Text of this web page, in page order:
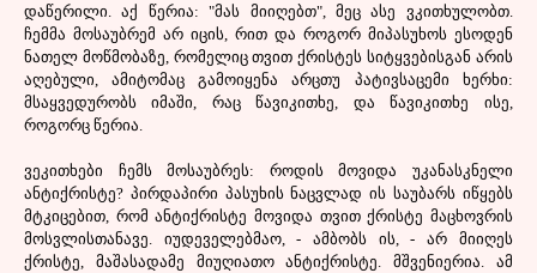
დაწერილი. აქ წერია: "მას მიიღებთ", მეც ასე ვკითხულობთ.
ჩემმა მოსაუბრემ არ იცის, რით და როგორ მიპასუხოს ესოდენ
ნათელ მოწმობაზე, რომელიც თვით ქრისტეს სიტყვებისგან არის
აღებული, ამიტომაც გამოიყენა არცთუ პატივსაცემი ხერხი:
მსაყვედურობს იმაში, რაც წავიკითხე, და წავიკითხე ისე,
როგორც წერია.
ვეკითხები ჩემს მოსაუბრეს: როდის მოვიდა უკანასკნელი
ანტიქრისტე? პირდაპირი პასუხის ნაცვლად ის საუბარს იწყებს
მტკიცებით, რომ ანტიქრისტე მოვიდა თვით ქრისტე მაცხოვრის
მოსვლისთანავე. იუდეველებმაო, - ამბობს ის, - არ მიიღეს
ქრისტე, მაშასადამე მიუღიათო ანტიქრისტე. მშვენიერია. ამ